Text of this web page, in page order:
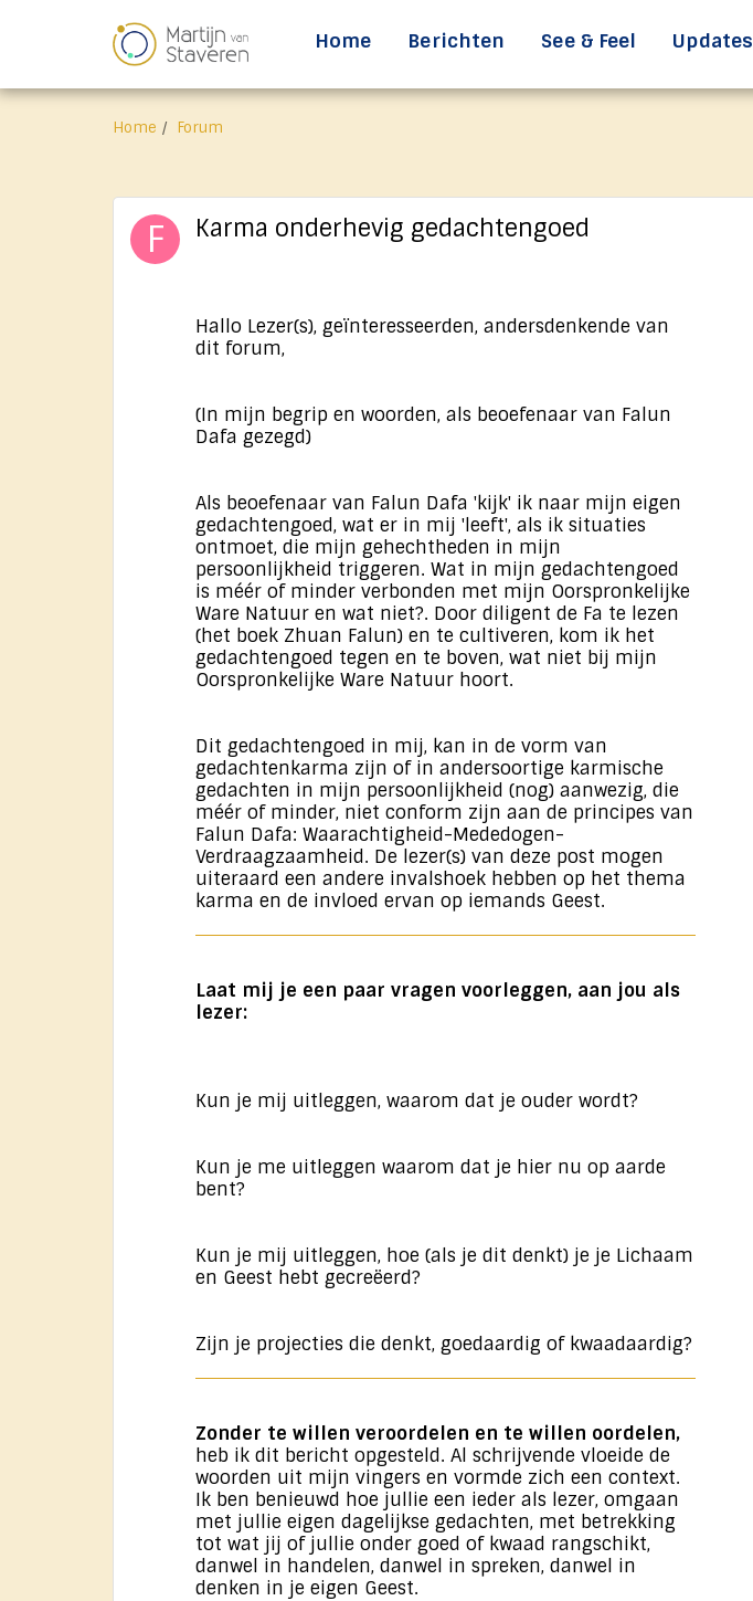
Home Berichten See & Feel Updates
Home Forum
Karma onderhevig gedachtengoed
Hallo Lezer(s), geïnteresseerden, andersdenkende van
dit forum,
(In mijn begrip en woorden, als beoefenaar van Falun
Dafa gezegd)
Als beoefenaar van Falun Dafa 'kijk' ik naar mijn eigen
gedachtengoed, wat er in mij 'leeft', als ik situaties
ontmoet, die mijn gehechtheden in mijn
persoonlijkheid triggeren. Wat in mijn gedachtengoed
is méér of minder verbonden met mijn Oorspronkelijke
Ware Natuur en wat niet?. Door diligent de Fa te lezen
(het boek Zhuan Falun) en te cultiveren, kom ik het
gedachtengoed tegen en te boven, wat niet bij mijn
Oorspronkelijke Ware Natuur hoort.
Dit gedachtengoed in mij, kan in de vorm van
gedachtenkarma zijn of in andersoortige karmische
gedachten in mijn persoonlijkheid (nog) aanwezig, die
méér of minder, niet conform zijn aan de principes van
Falun Dafa: Waarachtigheid-Mededogen-
Verdraagzaamheid. De lezer(s) van deze post mogen
uiteraard een andere invalshoek hebben op het thema
karma en de invloed ervan op iemands Geest.
Laat mij je een paar vragen voorleggen, aan jou als
lezer:
Kun je mij uitleggen, waarom dat je ouder wordt?
Kun je me uitleggen waarom dat je hier nu op aarde
bent?
Kun je mij uitleggen, hoe (als je dit denkt) je je Lichaam
en Geest hebt gecreëerd?
Zijn je projecties die denkt, goedaardig of kwaadaardig?
Zonder te willen veroordelen en te willen oordelen,
heb ik dit bericht opgesteld. Al schrijvende vloeide de
woorden uit mijn vingers en vormde zich een context.
Ik ben benieuwd hoe jullie een ieder als lezer, omgaan
met jullie eigen dagelijkse gedachten, met betrekking
tot wat jij of jullie onder goed of kwaad rangschikt,
danwel in handelen, danwel in spreken, danwel in
denken in je eigen Geest.